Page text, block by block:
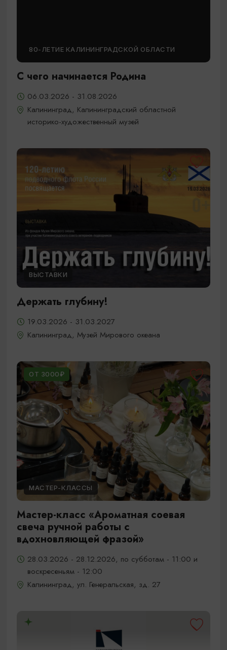
80-ЛЕТИЕ КАЛИНИНГРАДСКОЙ ОБЛАСТИ
С чего начинается Родина
06.03.2026 - 31.08.2026
Калининград, Калининградский областной
историко-художественный музей
ВЫСТАВКИ
Держать глубину!
19.03.2026 - 31.03.2027
Калининград, Музей Мирового океана
ОТ 3000₽
МАСТЕР-КЛАССЫ
Мастер-класс «Ароматная соевая
свеча ручной работы с
вдохновляющей фразой»
28.03.2026 - 28.12.2026, по субботам - 11:00 и
воскресеньям - 12:00
Калининград, ул. Генеральская, зд. 27